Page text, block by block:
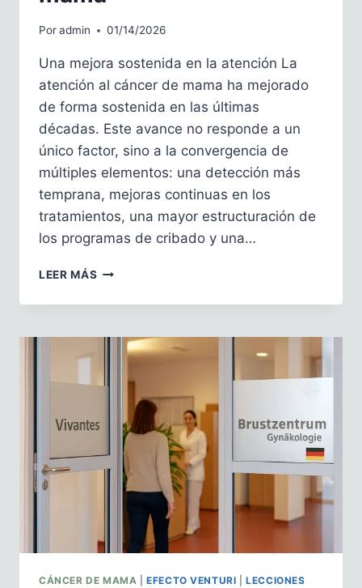
Poradmin 01/14/2026
Una mejora sostenida en la atención La
atención al cáncer de mama ha mejorado
de forma sostenida en las últimas
décadas. Este avance no responde a un
único factor, sino a la convergencia de
múltiples elementos: una detección más
temprana, mejoras continuas en los
tratamientos, una mayor estructuración de
los programas de cribado y una…
LEER MÁS EL
SALVA
PERO
LA
INCIDENCIA
DEL
CÁNCER
DE
MAMA
CÁNCER DE MAMA |EFECTO VENTURI |LECCIONES